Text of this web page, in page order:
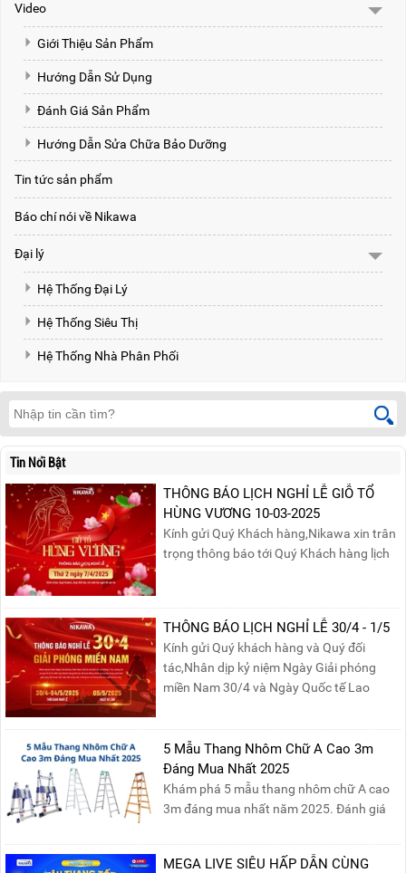
Video
Giới Thiệu Sản Phẩm
Hướng Dẫn Sử Dụng
Đánh Giá Sản Phẩm
Hướng Dẫn Sửa Chữa Bảo Dưỡng
Tin tức sản phẩm
Báo chí nói về Nikawa
Đại lý
Hệ Thống Đại Lý
Hệ Thống Siêu Thị
Hệ Thống Nhà Phân Phối
Tin Nổi Bật
THÔNG BÁO LỊCH NGHỈ LỄ GIỖ TỔ
HÙNG VƯƠNG 10-03-2025
Kính gửi Quý Khách hàng,Nikawa xin trân
trọng thông báo tới Quý Khách hàng lịch
07/04/2025, nhằm ngày Giỗ Tổ Hùng
Vương – dịp để tưởng nhớ công ơn dựng
nước của các Vua Hùng....
THÔNG BÁO LỊCH NGHỈ LỄ 30/4 - 1/5
Kính gửi Quý khách hàng và Quý đối
tác,Nhân dịp kỷ niệm Ngày Giải phóng
miền Nam 30/4 và Ngày Quốc tế Lao
báo lịch nghỉ lễ như sau:Thời gian nghỉ: Từ
Thứ Ba, ngày 29/04/2025 đến hết Chủ
Nhật, ngày 04/05/2025.T...
5 Mẫu Thang Nhôm Chữ A Cao 3m
Đáng Mua Nhất 2025
Khám phá 5 mẫu thang nhôm chữ A cao
3m đáng mua nhất năm 2025. Đánh giá
sản phẩm phù hợp!
MEGA LIVE SIÊU HẤP DẪN CÙNG